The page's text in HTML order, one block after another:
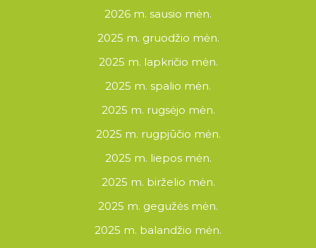
2026 m. sausio mėn.
2025 m. gruodžio mėn.
2025 m. lapkričio mėn.
2025 m. spalio mėn.
2025 m. rugsėjo mėn.
2025 m. rugpjūčio mėn.
2025 m. liepos mėn.
2025 m. birželio mėn.
2025 m. gegužės mėn.
2025 m. balandžio mėn.